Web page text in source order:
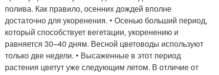
полива. Как правило, осенних дождей вполне
достаточно для укоренения. • Осенью больший период,
который способствует вегетации, укоренению и
равняется 30–40 дням. Весной цветоводы используют
только две недели. • Высаженные в этот период
растения цветут уже следующим летом. В отличие от